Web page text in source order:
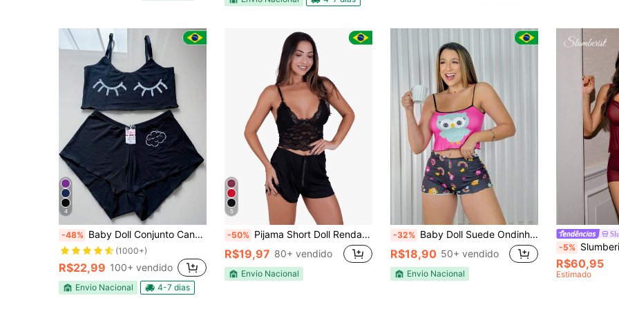
4
-48% Baby Doll Conjunto Canelado Pijaminha Roupa De Dormir Estampado Pijama Cropped
(1000+)
R$22,99 100+ vendido
Envio Nacional 4-7 dias
5
-50% Pijama Short Doll Renda Luxo Confortável
R$19,97 80+ vendido
Envio Nacional
-32% Baby Doll Suede Ondinha Personagens SORTIDOS Pijama de Dormir Conforto
R$18,90 50+ vendido
Envio Nacional
-5% Slumberist Conjunto de
R$60,95
Estimado